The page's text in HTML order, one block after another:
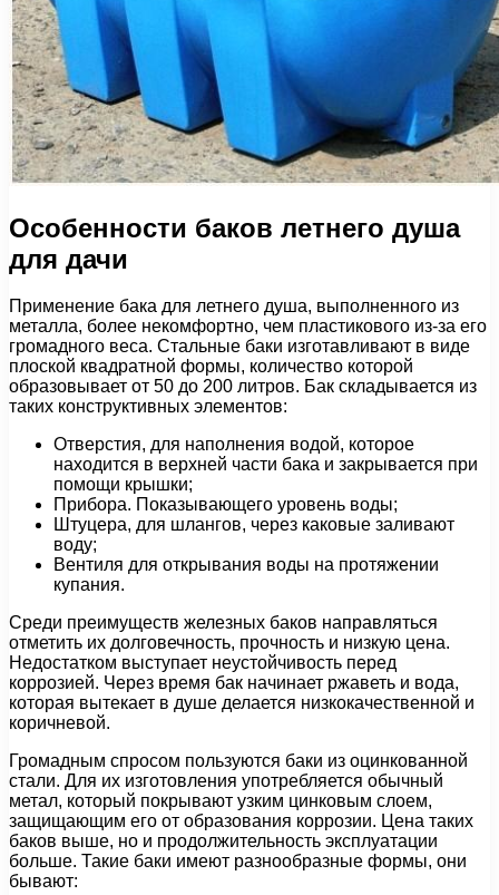
Особенности баков летнего душа
для дачи
Применение бака для летнего душа, выполненного из
металла, более некомфортно, чем пластикового из-за его
громадного веса. Стальные баки изготавливают в виде
плоской квадратной формы, количество которой
образовывает от 50 до 200 литров. Бак складывается из
таких конструктивных элементов:
Отверстия, для наполнения водой, которое
находится в верхней части бака и закрывается при
помощи крышки;
Прибора. Показывающего уровень воды;
Штуцера, для шлангов, через каковые заливают
воду;
Вентиля для открывания воды на протяжении
купания.
Среди преимуществ железных баков направляться
отметить их долговечность, прочность и низкую цена.
Недостатком выступает неустойчивость перед
коррозией. Через время бак начинает ржаветь и вода,
которая вытекает в душе делается низкокачественной и
коричневой.
Громадным спросом пользуются баки из оцинкованной
стали. Для их изготовления употребляется обычный
метал, который покрывают узким цинковым слоем,
защищающим его от образования коррозии. Цена таких
баков выше, но и продолжительность эксплуатации
больше. Такие баки имеют разнообразные формы, они
бывают: